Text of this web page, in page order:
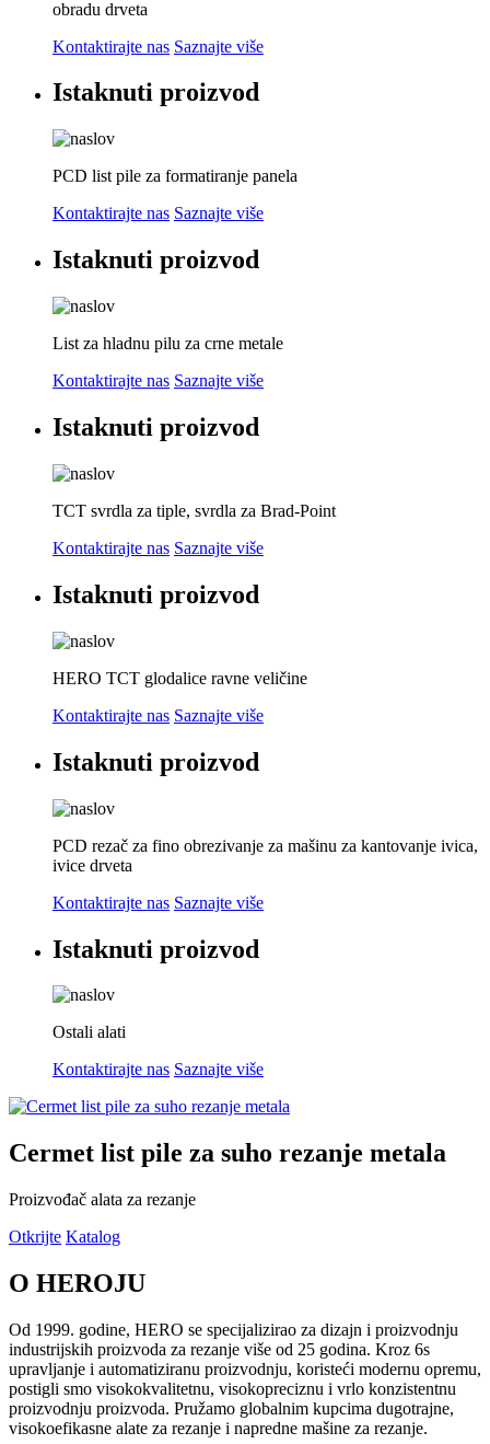
obradu drveta
Kontaktirajte nas Saznajte više
Istaknuti proizvod
PCD list pile za formatiranje panela
Kontaktirajte nas Saznajte više
Istaknuti proizvod
List za hladnu pilu za crne metale
Kontaktirajte nas Saznajte više
Istaknuti proizvod
TCT svrdla za tiple, svrdla za Brad-Point
Kontaktirajte nas Saznajte više
Istaknuti proizvod
HERO TCT glodalice ravne veličine
Kontaktirajte nas Saznajte više
Istaknuti proizvod
PCD rezač za fino obrezivanje za mašinu za kantovanje ivica,
ivice drveta
Kontaktirajte nas Saznajte više
Istaknuti proizvod
Ostali alati
Kontaktirajte nas Saznajte više
Cermet list pile za suho rezanje metala
Proizvođač alata za rezanje
Otkrijte Katalog
O HEROJU
Od 1999. godine, HERO se specijalizirao za dizajn i proizvodnju
industrijskih proizvoda za rezanje više od 25 godina. Kroz 6s
upravljanje i automatiziranu proizvodnju, koristeći modernu opremu,
postigli smo visokokvalitetnu, visokopreciznu i vrlo konzistentnu
proizvodnju proizvoda. Pružamo globalnim kupcima dugotrajne,
visokoefikasne alate za rezanje i napredne mašine za rezanje.